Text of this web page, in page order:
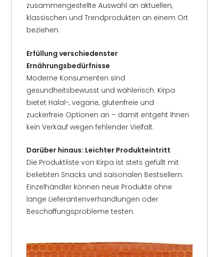
zusammengestellte Auswahl an aktuellen,
klassischen und Trendprodukten an einem Ort
beziehen.
Erfüllung verschiedenster
Ernährungsbedürfnisse
Moderne Konsumenten sind
gesundheitsbewusst und wählerisch. Kirpa
bietet Halal-, vegane, glutenfreie und
zuckerfreie Optionen an – damit entgeht Ihnen
kein Verkauf wegen fehlender Vielfalt.
Darüber hinaus: Leichter Produkteintritt
Die Produktliste von Kirpa ist stets gefüllt mit
beliebten Snacks und saisonalen Bestsellern.
Einzelhändler können neue Produkte ohne
lange Lieferantenverhandlungen oder
Beschaffungsprobleme testen.